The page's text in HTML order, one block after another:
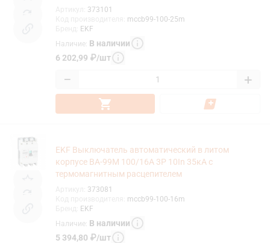
373101
mccb99-100-25m
EKF
Наличие: В наличии
6 202,99 ₽/шт
− +
EKF Выключатель автоматический в литом
корпусе ВА-99М 100/16А 3P 10In 35кА с
термомагнитным расцепителем
373081
mccb99-100-16m
EKF
Наличие: В наличии
5 394,80 ₽/шт